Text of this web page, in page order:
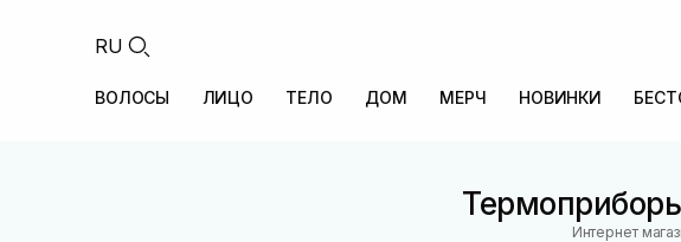
RU
ВОЛОСЫ ЛИЦО ТЕЛО ДОМ МЕРЧ НОВИНКИ
Интернет